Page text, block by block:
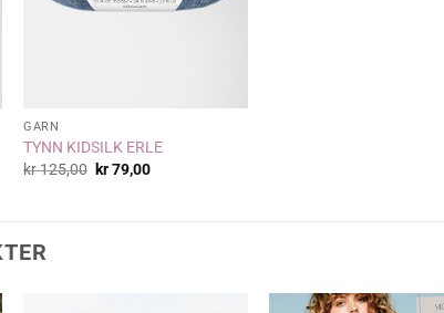
GARN
TYNN KIDSILK ERLE
kr125,00 Opprinnelig
kr79,00Nåværende